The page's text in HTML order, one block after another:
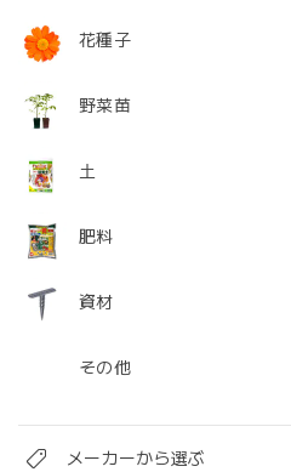
花種子
野菜苗
土
肥料
資材
その他
メーカーから選ぶ